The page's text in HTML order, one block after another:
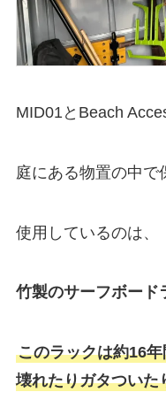
MID01とBeach
庭にある物置の中で
使用しているのは、
竹製のサーフボード
このラックは約16
壊れたりガタついた